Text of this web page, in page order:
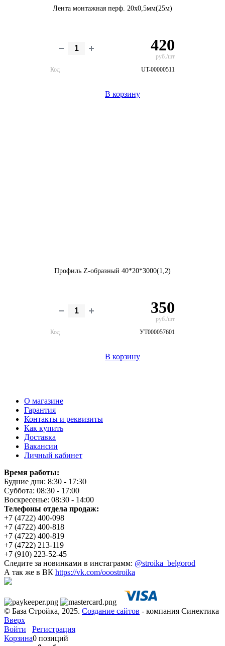
Лента монтажная перф. 20х0,5мм(25м)
420
руб./шт
Код
UT-00000511
В корзину
Профиль Z-образный 40*20*3000(1,2)
350
руб./шт
Код
УТ000057601
В корзину
О магазине
Гарантия
Контакты и реквизиты
Как купить
Доставка
Вакансии
Личный кабинет
Время работы:
Будние дни: 8:30 - 17:30
Суббота: 08:30 - 17:00
Воскресенье: 08:30 - 14:00
Телефоны отдела продаж:
+7 (4722) 400-098
+7 (4722) 400-818
+7 (4722) 400-819
+7 (4722) 213-119
+7 (910) 223-52-45
Следите за новинками в инстаграмм: @stroika_belgorod
А так же в ВК https://vk.com/ooostroika
© База Стройка, 2025. Создание сайтов - компания Синектика
Вверх
Войти
Регистрация
Корзина0 позиций